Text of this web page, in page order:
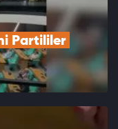
Partililer